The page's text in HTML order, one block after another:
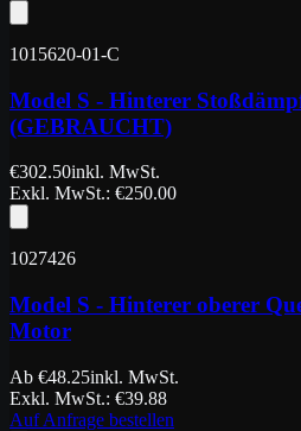
1015620-01-C
Model S - Hinterer
(GEBRAUCHT)
€302.50inkl. MwSt.
Exkl. MwSt.: €250.00
1027426
Model S - Hinterer oberer
Motor
Ab €48.25inkl. MwSt.
Exkl. MwSt.: €39.88
Auf Anfrage bestellen